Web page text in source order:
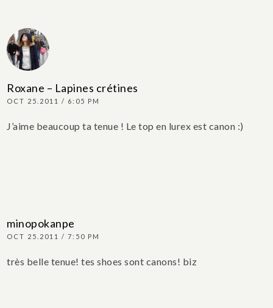
Roxane – Lapines crétines
OCT 25.2011 / 6:05 PM
J’aime beaucoup ta tenue ! Le top en lurex est canon :)
minopokanpe
OCT 25.2011 / 7:50 PM
très belle tenue! tes shoes sont canons! biz